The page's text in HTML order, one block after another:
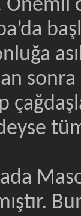
Önemli
sonra